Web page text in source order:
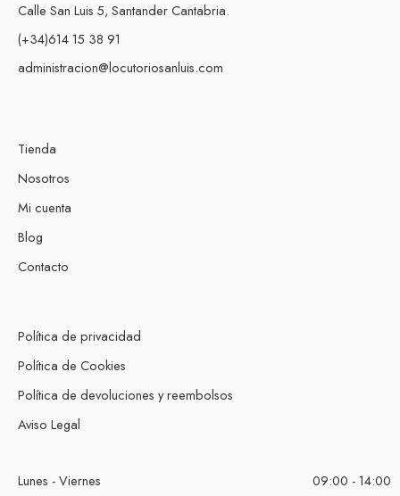
Calle San Luis 5, Santander Cantabria.
(+34)614 15 38 91
administracion@locutoriosanluis.com
Tienda
Nosotros
Mi cuenta
Blog
Contacto
Política de privacidad
Política de Cookies
Política de devoluciones y reembolsos
Aviso Legal
Lunes - Viernes
09:00 - 14:00